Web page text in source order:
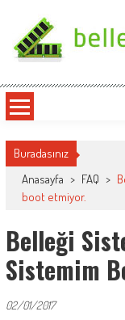
content
bellek.gen.tr
Buradasınız
Anasayfa > FAQ >
boot etmiyor.
Belleği
Sistemim
02/01/2017